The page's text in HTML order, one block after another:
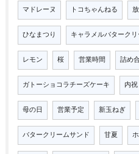
マドレーヌ トコちゃんねる
ひなまつり キャラメルバターク
レモン 桜 営業時間 詰め
ガトーショコラチーズケーキ 内祝
母の日 営業予定 新玉ねぎ
バタークリームサンド 甘夏